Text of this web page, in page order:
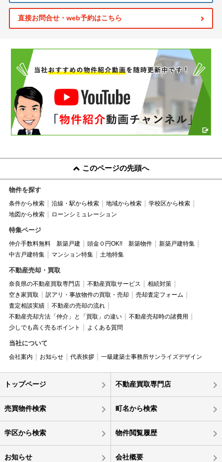
直接お問合せ・web予約はこちら
このページの先頭へ
物件を探す
条件から検索 沿線・駅から検索 地域から検索
学校区から検索
地図から検索
ローンシミュレーション
特集ページ
仲介手数料無料 新築戸建 頭金０円OK!! 新築物件
新築戸建特集
中古戸建特集
マンション特集 土地特集
不動産売却・買取
奈良県の不動産買取専門店 不動産買取サービス
相続対策
空き家買取
訳アリ・事故物件の買取・売却
売却査定フォーム
査定相談実績
不動産の売却の流れ
不動産売却方法「仲介」と「買取」の違い
不動産売却時の諸費用
少しでも高く売るポイント
よくある質問
当社について
会社案内 お知らせ 代表挨拶 一級建築士事務所サンライズデザイン
トップページ 不動産買取専門店
売買物件検索 町名から検索
学区から検索 物件閲覧履歴
お知らせ 会社概要